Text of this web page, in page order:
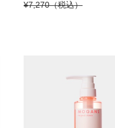
¥7,270（税込）